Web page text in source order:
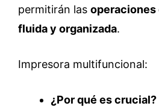
permitirán las operaciones
fluida y organizada.
Impresora multifuncional:
¿Por qué es crucial?